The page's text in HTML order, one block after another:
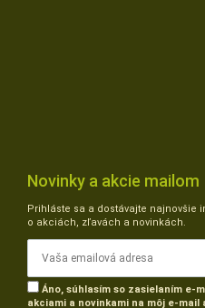
Novinky a akcie mailom
Prihláste sa a dostávajte najnovšie
o akciách, zľavách a novinkách.
Áno, súhlasím so zasielaním e-
akciami a novinkami na môj e-